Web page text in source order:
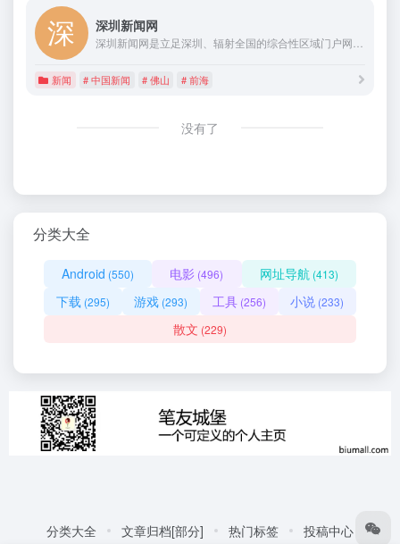
深圳新闻网
新闻 # 中国新闻 # 佛山 # 前海
没有了
分类大全
Android (550) 电影 (496) 网址导航 (413)
下载 (295) 游戏 (293) 工具(256) 小说 (233)
散文 (229)
分类大全 文章归档[部分] 热门标签 投稿中心